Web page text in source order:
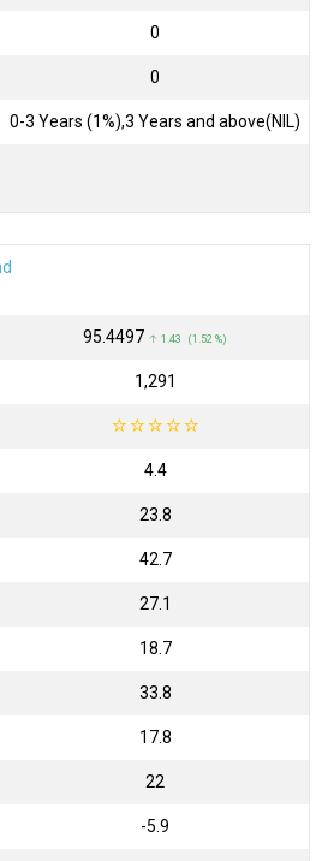
0
0
0-3 Years (1%),3 Years and above(NIL)
₹95.4497 ↑ 1.43 (1.52 %)
₹1,291
☆☆☆☆☆
4.4
23.8
42.7
27.1
18.7
33.8
17.8
22
-5.9